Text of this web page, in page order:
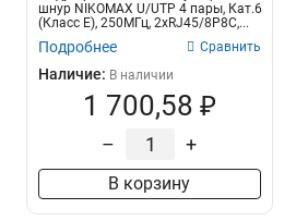
шнур NIKOMAX U/UTP 4 пары, Кат.6
(Класс E), 250МГц, 2хRJ45/8P8C,...
Подробнее Сравнить
Наличие: В наличии
1 700,58 ₽
– +
В корзину